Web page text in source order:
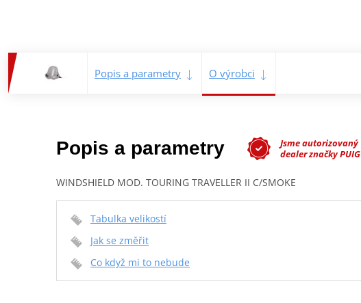
Popis a parametry O výrobci
Popis a parametry
Jsme autorizovaný
dealer značky PUIG
WINDSHIELD MOD. TOURING TRAVELLER II C/SMOKE
Tabulka velikostí
Jak se změřit
Co když mi to nebude